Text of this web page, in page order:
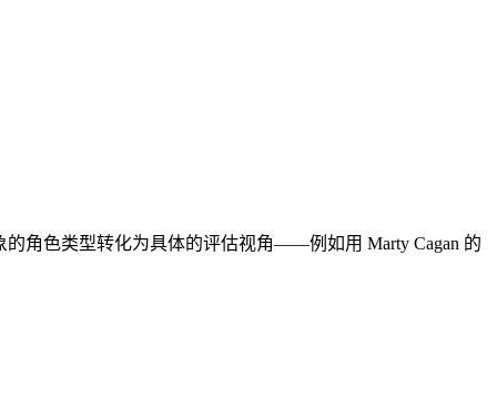
角色类型转化为具体的评估视角——例如用 Marty Cagan 的